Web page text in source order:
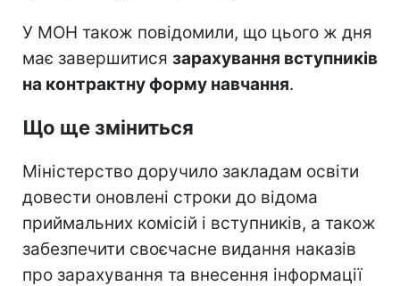
У МОН також повідомили, що цього ж дня
має завершитися зарахування вступників
на контрактну форму навчання.
Що ще зміниться
Міністерство доручило закладам освіти
довести оновлені строки до відома
приймальних комісій і вступників, а також
забезпечити своєчасне видання наказів
про зарахування та внесення інформації